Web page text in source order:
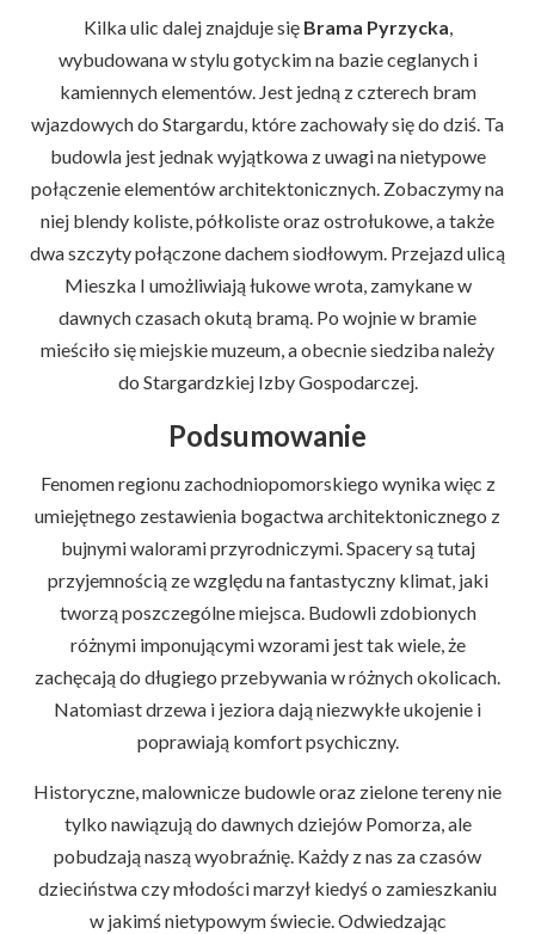
Kilka ulic dalej znajduje się Brama Pyrzycka,
wybudowana w stylu gotyckim na bazie ceglanych i
kamiennych elementów. Jest jedną z czterech bram
wjazdowych do Stargardu, które zachowały się do dziś. Ta
budowla jest jednak wyjątkowa z uwagi na nietypowe
połączenie elementów architektonicznych. Zobaczymy na
niej blendy koliste, półkoliste oraz ostrołukowe, a także
dwa szczyty połączone dachem siodłowym. Przejazd ulicą
Mieszka I umożliwiają łukowe wrota, zamykane w
dawnych czasach okutą bramą. Po wojnie w bramie
mieściło się miejskie muzeum, a obecnie siedziba należy
do Stargardzkiej Izby Gospodarczej.
Podsumowanie
Fenomen regionu zachodniopomorskiego wynika więc z
umiejętnego zestawienia bogactwa architektonicznego z
bujnymi walorami przyrodniczymi. Spacery są tutaj
przyjemnością ze względu na fantastyczny klimat, jaki
tworzą poszczególne miejsca. Budowli zdobionych
różnymi imponującymi wzorami jest tak wiele, że
zachęcają do długiego przebywania w różnych okolicach.
Natomiast drzewa i jeziora dają niezwykłe ukojenie i
poprawiają komfort psychiczny.
Historyczne, malownicze budowle oraz zielone tereny nie
tylko nawiązują do dawnych dziejów Pomorza, ale
pobudzają naszą wyobraźnię. Każdy z nas za czasów
dzieciństwa czy młodości marzył kiedyś o zamieszkaniu
w jakimś nietypowym świecie. Odwiedzając